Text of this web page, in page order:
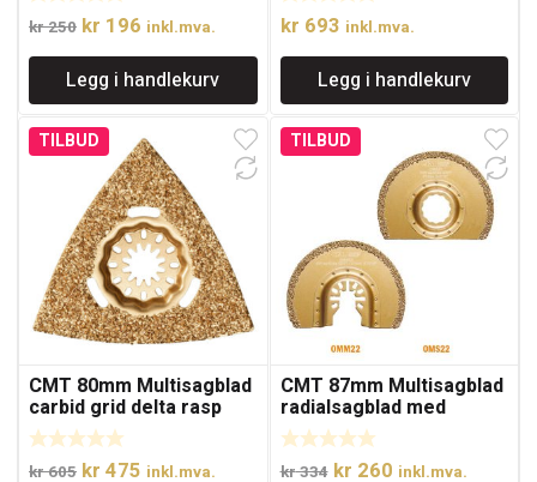
kr250 Opprinnelig
pris
var:
kr 250.
kr 196 Nåværende
pris
er:
kr 196.
inkl.mva.
Legg i handlekurv
kr 693 inkl.mva.
Legg i handlekurv
TILBUD
CMT 80mm Multisagblad
carbid grid delta rasp
kr605 Opprinnelig
kr 475 Nåværende
inkl.mva.
TILBUD
CMT 87mm Multisagblad
radialsagblad med
karbidkorn
kr334 Opprinnelig
kr 260Nåværende
inkl.mva.